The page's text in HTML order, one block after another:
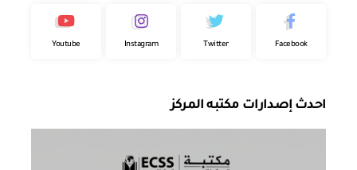
Facebook
Twitter
Instagram
Youtube
احدث إصدارات مكتبه المركز